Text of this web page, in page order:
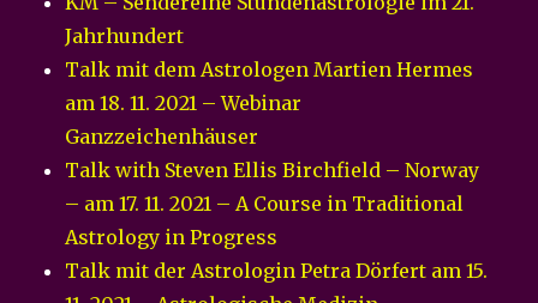
Jahrhundert
Talk mit dem Astrologen Martien Hermes
am 18. 11. 2021 – Webinar
Ganzzeichenhäuser
Talk with Steven Ellis Birchfield – Norway
– am 17. 11. 2021 – A Course in Traditional
Astrology in Progress
Talk mit der Astrologin Petra Dörfert am 15.